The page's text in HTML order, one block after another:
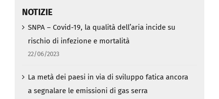
NOTIZIE
SNPA – Covid-19, la qualità dell’aria incide su
rischio di infezione e mortalità
22/06/2023
La metà dei paesi in via di sviluppo fatica ancora
a segnalare le emissioni di gas serra